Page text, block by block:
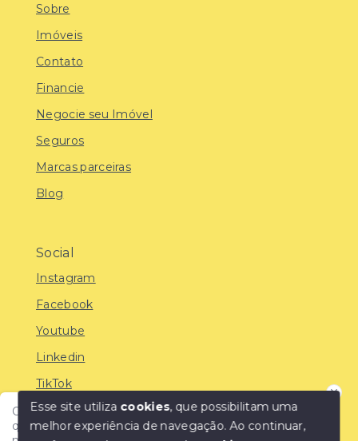
Olá! Encontre o imóvel ideal com a IMOBREUNIG®:
qualidade, confiança e as melhores oportunidades do
Sobre
Imóveis
Contato
Financie
Negocie seu Imóvel
Seguros
Marcas parceiras
Blog
Social
Instagram
Facebook
Youtube
Linkedin
TikTok
Esse site utiliza cookies, que possibilitam uma
melhor experiência de navegação.Ao continuar,